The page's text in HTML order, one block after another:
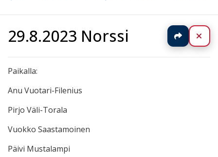
29.8.2023 Norssi Jaa
Paikalla:
Anu Vuotari-Filenius
Pirjo Väli-Torala
Vuokko Saastamoinen
Päivi Mustalampi